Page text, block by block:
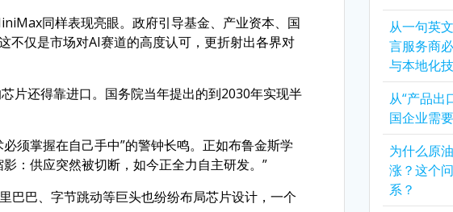
同样表现亮眼。政府引导基金、产业资本、国
不仅是市场对AI赛道的高度认可，更折射出各界对
片还得靠进口。国务院当年提出的到2030年实现半
须掌握在自己手中”的警钟长鸣。正如布鲁金斯学
：供应突然被切断，如今正全力自主研发。”
巴巴、字节跳动等巨头也纷纷布局芯片设计，一个
从一句英
言服务商
与本地化
从“产品出
国企业需
为什么原
涨？这个
系？